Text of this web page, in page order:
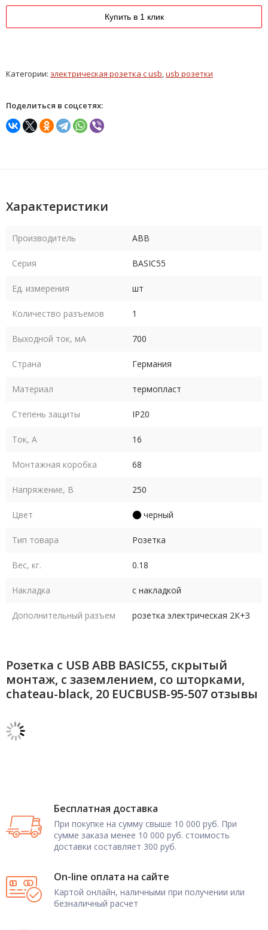
Купить в 1 клик
Категории: электрическая розетка с usb usb розетки
Поделиться в соцсетях:
Характеристики
Производитель ABB
Серия BASIC55
Ед. измерения шт
Количество разъемов 1
Выходной ток, мА 700
Страна Германия
Материал термопласт
Степень защиты IP20
Ток, А 16
Монтажная коробка 68
Напряжение, В 250
Цвет черный
Тип товара Розетка
Вес, кг. 0.18
Накладка с накладкой
Дополнительный разъем розетка электрическая 2К+З
Розетка с USB ABB BASIC55, скрытый
монтаж, с заземлением, со шторками,
chateau-black, 20 EUCBUSB-95-507 отзывы
Бесплатная доставка
При покупке на сумму свыше 10 000 руб. При
сумме заказа менее 10 000 руб. стоимость
доставки составляет 300 руб.
On-line оплата на сайте
Картой онлайн, наличными при получении или
безналичный расчет